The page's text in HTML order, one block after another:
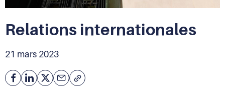
Relations internationales
21 mars 2023
Facebook
Partager
Partager
Courriel
Copier